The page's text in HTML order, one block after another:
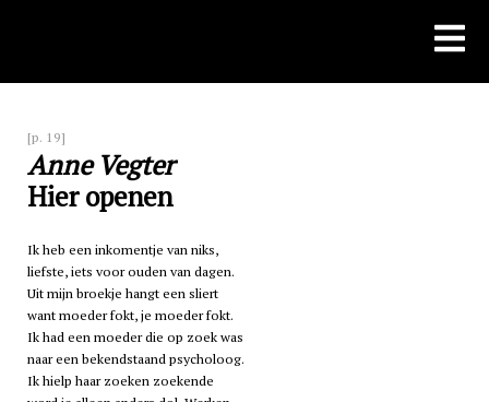
[p. 19]
Anne Vegter
Hier openen
Ik heb een inkomentje van niks,
liefste, iets voor ouden van dagen.
Uit mijn broekje hangt een sliert
want moeder fokt, je moeder fokt.
Ik had een moeder die op zoek was
naar een bekendstaand psycholoog.
Ik hielp haar zoeken zoekende